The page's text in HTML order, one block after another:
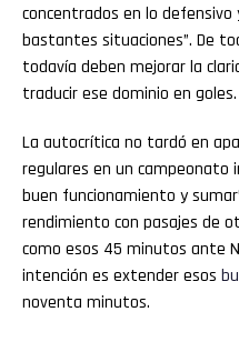
concentrados en lo
bastantes situaciones”. De
todavía deben mejorar la
traducir ese dominio en goles.
La autocrítica no tardó en
regulares en un campeonato
buen funcionamiento y
rendimiento con pasajes de
como esos 45 minutos ante
intención es extender esos
noventa minutos.